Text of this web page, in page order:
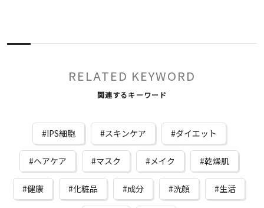
RELATED KEYWORD
関連するキーワード
IPS細胞 スキンケア ダイエット
ヘアケア マスク メイク 乾燥肌
健康 化粧品 成分 洗顔 生活